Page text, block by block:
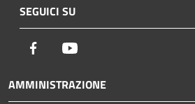
SEGUICI SU
Facebook
AMMINISTRAZIONE